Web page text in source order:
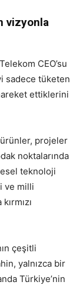
vizyonla
CEO’su
sadece tüketen
ettiklerini
projeler
noktalarında
teknoloji
ve milli
çeşitli
yalnızca bir
Türkiye’nin